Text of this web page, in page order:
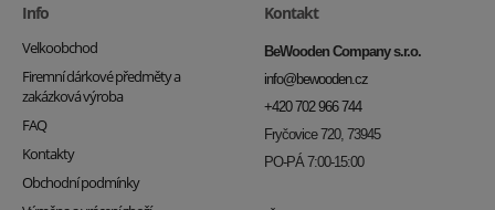
Info
Velkoobchod
Firemní dárkové předměty a
zakázková výroba
FAQ
Kontakty
Obchodní podmínky
Kontakt
BeWooden Company s.r.o.
info@bewooden.cz
+420 702 966 744
Fryčovice 720, 73945
PO-PÁ 7:00-15:00